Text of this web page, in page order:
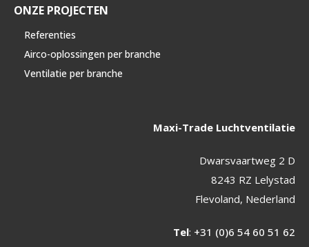
ONZE PROJECTEN
Referenties
Airco-oplossingen per branche
Ventilatie per branche
Maxi-Trade Luchtventilatie
Dwarsvaartweg 2 D
8243 RZ Lelystad
Flevoland, Nederland
Tel: +31 (0)6 54 60 51 62